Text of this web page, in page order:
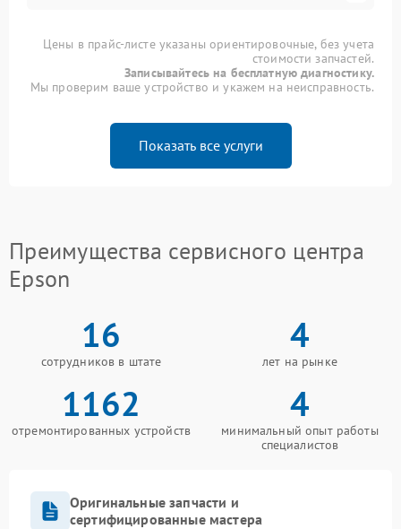
Цены в прайс-листе указаны ориентировочные, без учета
стоимости запчастей.
Записывайтесь на бесплатную диагностику.
Мы проверим ваше устройство и укажем на неисправность.
Показать все услуги
Преимущества сервисного центра
Epson
16
сотрудников в штате
4
лет на рынке
1162
отремонтированных устройств
4
минимальный опыт работы
специалистов
Оригинальные запчасти и
сертифицированные мастера